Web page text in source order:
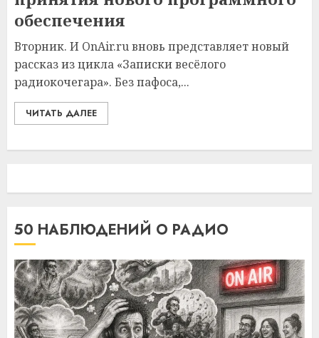
обеспечения
Вторник. И OnAir.ru вновь представляет новый
рассказ из цикла «Записки весёлого
радиокочегара». Без пафоса,...
ЧИТАТЬ ДАЛЕЕ
50 НАБЛЮДЕНИЙ О РАДИО